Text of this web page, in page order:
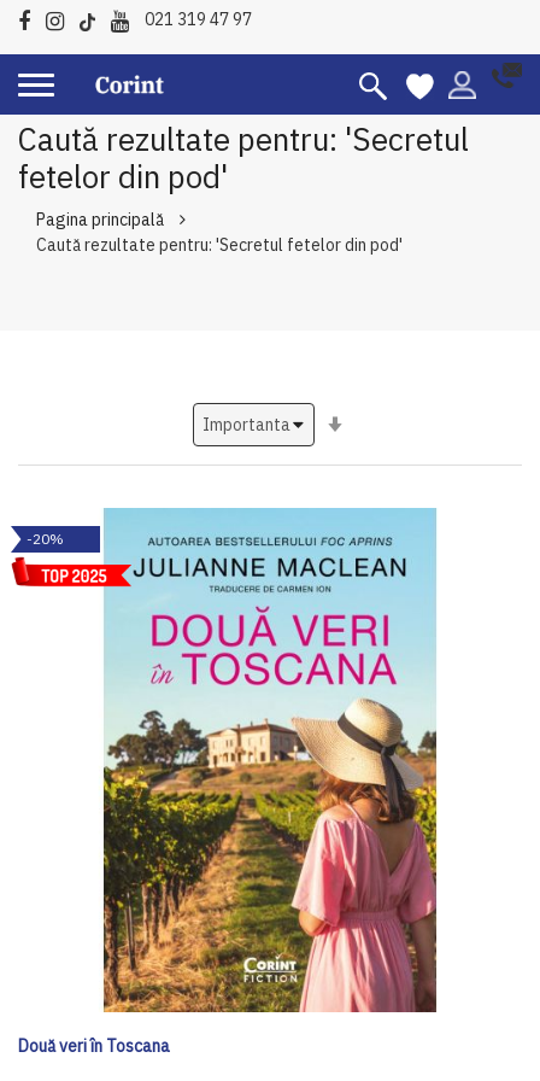
021 319 47 97
Caută rezultate pentru: 'Secretul
fetelor din pod'
Pagina principală
Caută rezultate pentru: 'Secretul fetelor din pod'
-20%
Două veri în Toscana